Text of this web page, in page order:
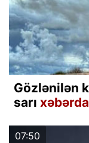
Gözlənilən
sarı
07:50